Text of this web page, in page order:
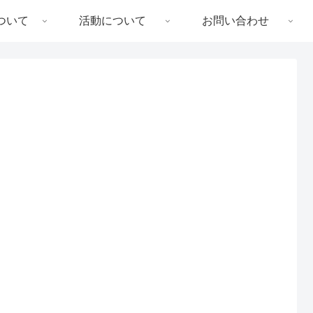
いて 活動について お問い合わせ